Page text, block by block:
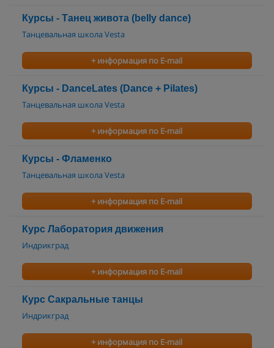
Курсы - Танец живота (belly dance)
Танцевальная школа Vesta
+ информация по E-mail
Курсы - DanceLates (Dance + Pilates)
Танцевальная школа Vesta
+ информация по E-mail
Курсы - Фламенко
Танцевальная школа Vesta
+ информация по E-mail
Курс Лаборатория движения
Индрикград
+ информация по E-mail
Курс Сакральные танцы
Индрикград
+ информация по E-mail